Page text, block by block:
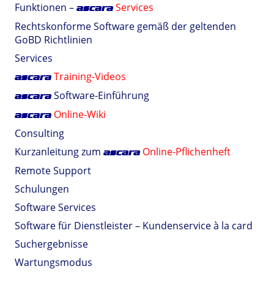
Funktionen – ascara Services
Rechtskonforme Software gemäß der geltenden
GoBD Richtlinien
Services
ascara Training-Videos
ascara Software-Einführung
ascara Online-Wiki
Consulting
Kurzanleitung zum ascara Online-Pflichenheft
Remote Support
Schulungen
Software Services
Software für Dienstleister – Kundenservice à la card
Suchergebnisse
Wartungsmodus